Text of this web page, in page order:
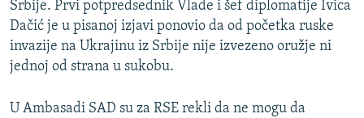
Srbije. Prvi potpredsednik Vlade i šef diplomatije Ivica
Dačić je u pisanoj izjavi ponovio da od početka ruske
invazije na Ukrajinu iz Srbije nije izvezeno oružje ni
jednoj od strana u sukobu.
U Ambasadi SAD su za RSE rekli da ne mogu da